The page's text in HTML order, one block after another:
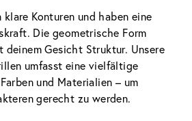
Konturen und haben eine
Die geometrische Form
deinem Gesicht Struktur. Unsere
umfasst eine vielfältige
und Materialien – um
gerecht zu werden.